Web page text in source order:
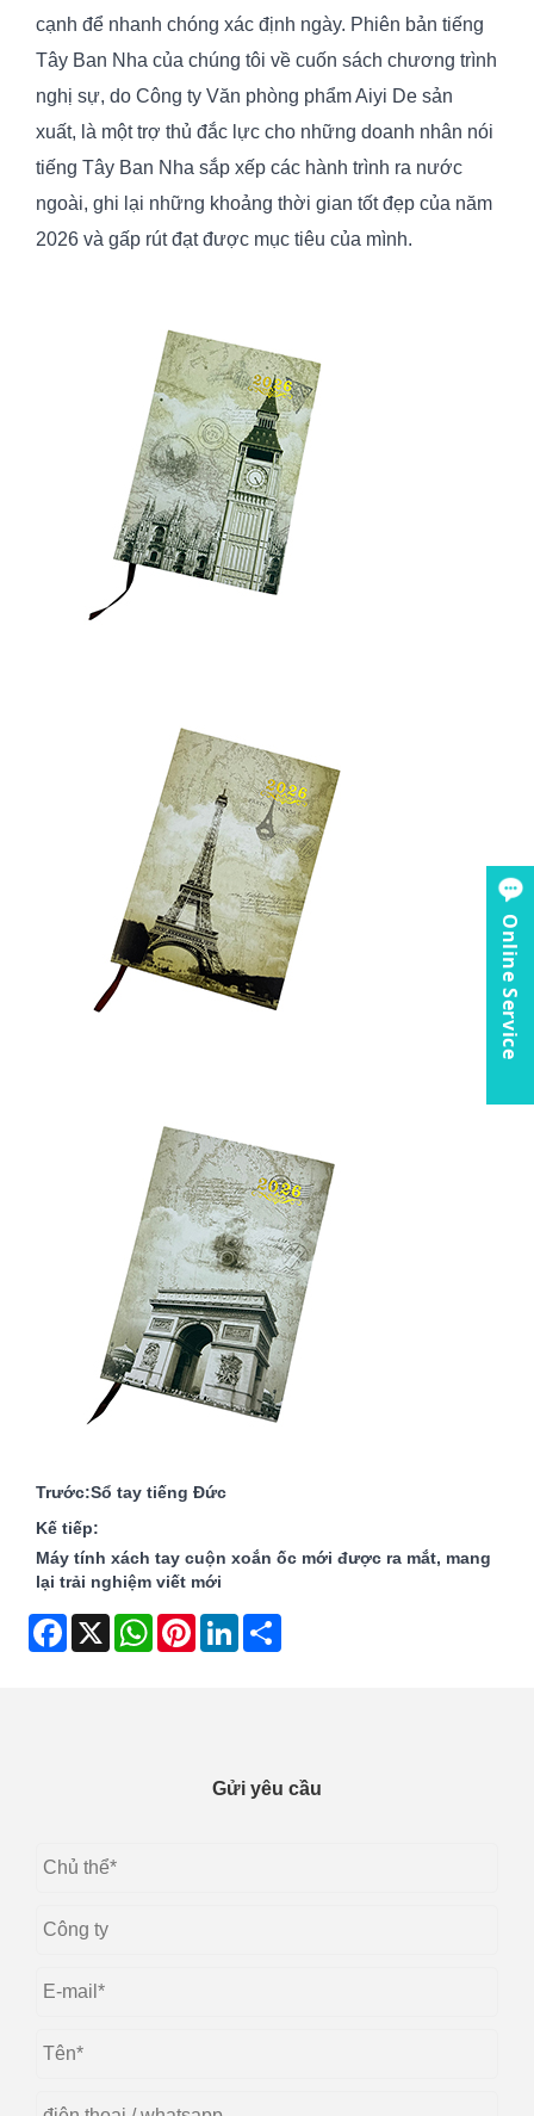
cạnh để nhanh chóng xác định ngày. Phiên bản tiếng
Tây Ban Nha của chúng tôi về cuốn sách chương trình
nghị sự, do Công ty Văn phòng phẩm Aiyi De sản
xuất, là một trợ thủ đắc lực cho những doanh nhân nói
tiếng Tây Ban Nha sắp xếp các hành trình ra nước
ngoài, ghi lại những khoảng thời gian tốt đẹp của năm
2026 và gấp rút đạt được mục tiêu của mình.
Trước:Sổ tay tiếng Đức
Kế tiếp:
Máy tính xách tay cuộn xoắn ốc mới được ra mắt, mang
lại trải nghiệm viết mới
Facebook
X WhatsAppPinterestLinkedIn
Gửi yêu cầu
Online Service